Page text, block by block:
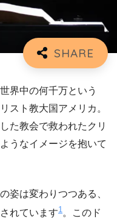
界中の何千万という
スト教大国アメリカ。
た教会で救われたクリ
うなイメージを抱いて
姿は変わりつつある、
れています1 。このド